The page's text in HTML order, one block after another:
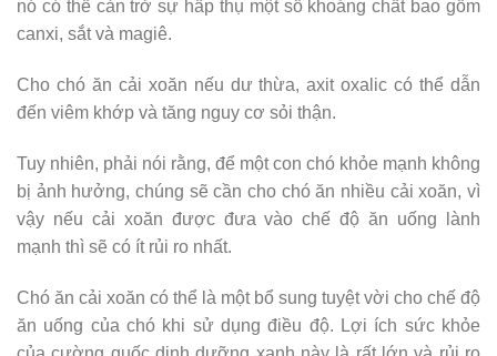
nó có thể cản trở sự hấp thụ một số khoáng chất bao gồm
canxi, sắt và magiê.
Cho chó ăn cải xoăn nếu dư thừa, axit oxalic có thể dẫn
đến viêm khớp và tăng nguy cơ sỏi thận.
Tuy nhiên, phải nói rằng, để một con chó khỏe mạnh không
bị ảnh hưởng, chúng sẽ cần cho chó ăn nhiều cải xoăn, vì
vậy nếu cải xoăn được đưa vào chế độ ăn uống lành
mạnh thì sẽ có ít rủi ro nhất.
Chó ăn cải xoăn có thể là một bổ sung tuyệt vời cho chế độ
ăn uống của chó khi sử dụng điều độ. Lợi ích sức khỏe